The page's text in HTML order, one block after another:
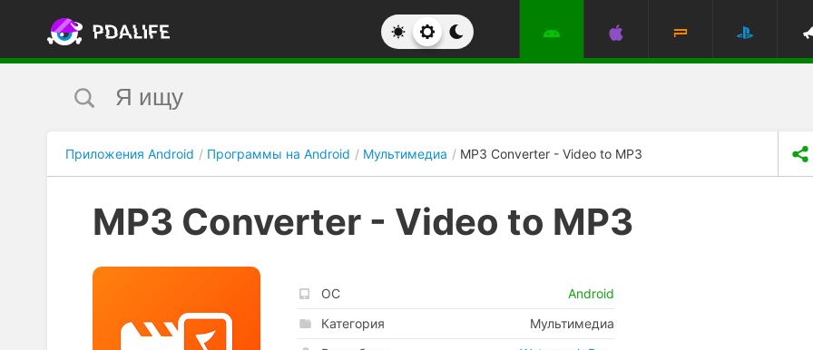
Приложения Android Программы на Android Мультимедиа MP3 Converter - Video to MP3
MP3 Converter - Video to MP3
ОС
Android
Категория
Мультимедиа